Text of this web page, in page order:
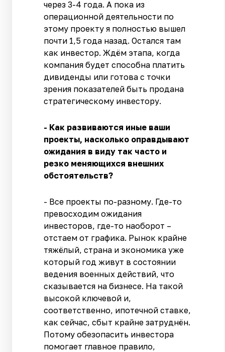
через 3-4 года. А пока из
операционной деятельности по
этому проекту я полностью вышел
почти 1,5 года назад. Остался там
как инвестор. Ждём этапа, когда
компания будет способна платить
дивиденды или готова с точки
зрения показателей быть продана
стратегическому инвестору.
- Как развиваются иные ваши
проекты, насколько оправдывают
ожидания в виду так часто и
резко меняющихся внешних
обстоятельств?
- Все проекты по-разному. Где-то
превосходим ожидания
инвесторов, где-то наоборот –
отстаем от графика. Рынок крайне
тяжёлый, страна и экономика уже
который год живут в состоянии
ведения военных действий, что
сказывается на бизнесе. На такой
высокой ключевой и,
соответственно, ипотечной ставке,
как сейчас, сбыт крайне затруднён.
Потому обезопасить инвестора
помогает главное правило,